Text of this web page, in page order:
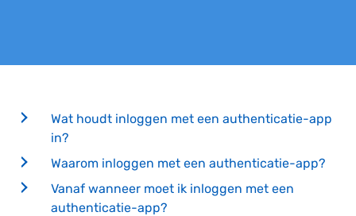
Wat houdt inloggen met een authenticatie-app
in?
Waarom inloggen met een authenticatie-app?
Vanaf wanneer moet ik inloggen met een
authenticatie-app?